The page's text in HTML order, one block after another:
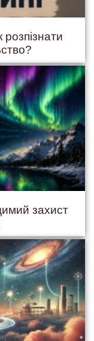
захист